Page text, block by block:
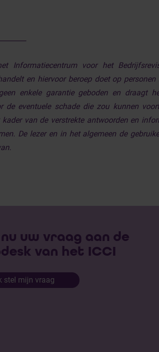
Informatiecentrum voor het
en hiervoor beroep doet op
enkele garantie geboden en draagt
de eventuele schade die zou kunnen
kader van de verstrekte antwoorden en
De lezer en in het algemeen de
uw vraag aan de
van het ICCI
stel mijn vraag